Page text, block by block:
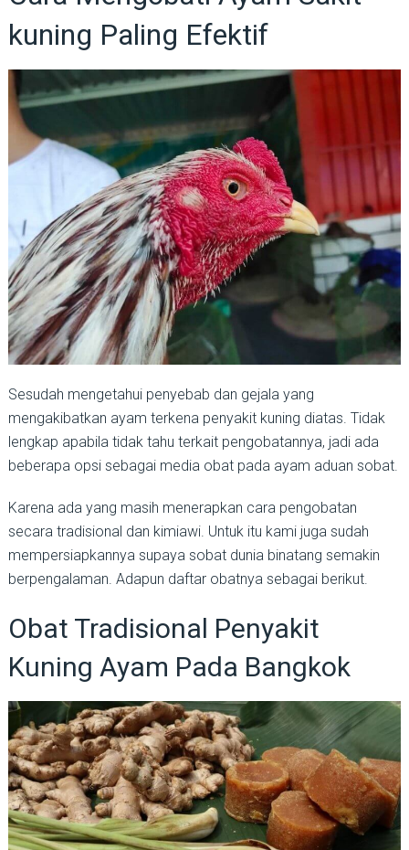
kuning Paling Efektif
Sesudah mengetahui penyebab dan gejala yang
mengakibatkan ayam terkena penyakit kuning diatas. Tidak
lengkap apabila tidak tahu terkait pengobatannya, jadi ada
beberapa opsi sebagai media obat pada ayam aduan sobat.
Karena ada yang masih menerapkan cara pengobatan
secara tradisional dan kimiawi. Untuk itu kami juga sudah
mempersiapkannya supaya sobat dunia binatang semakin
berpengalaman. Adapun daftar obatnya sebagai berikut.
Obat Tradisional Penyakit
Kuning Ayam Pada Bangkok